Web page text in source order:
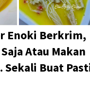
Enoki Berkrim,
Atau Makan
Sekali Buat